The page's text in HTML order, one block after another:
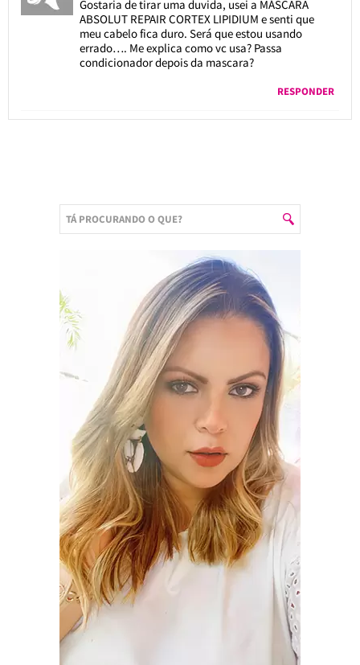
Gostaria de tirar uma duvida, usei a MÁSCARA
ABSOLUT REPAIR CORTEX LIPIDIUM e senti que
meu cabelo fica duro. Será que estou usando
errado…. Me explica como vc usa? Passa
condicionador depois da mascara?
RESPONDER